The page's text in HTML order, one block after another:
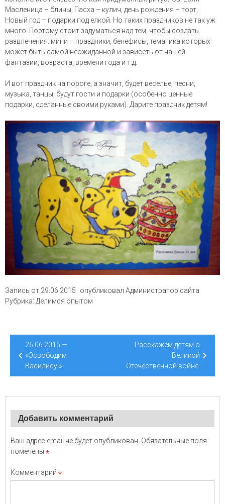
Масленица – блины, Пасха – кулич, день рождения – торт,
Новый год – подарки под елкой. Но таких праздников не так уж
много. Поэтому стоит задуматься над тем, чтобы создать
развлечения: мини – праздники, бенефисы, тематика которых
может быть самой неожиданной и зависеть от нашей
фантазии, возраста, времени года и т.д.
И вот праздник на пороге, а значит, будет веселье, песни,
музыка, танцы, будут гости и подарки (особенно ценные
подарки, сделанные своими руками). Дарите праздник детям!
Запись от 29.06.2015 опубликовал Администратор сайта
Рубрика: Делимся опытом
Навигация
записям
26.06.2015 —
«Освободим
Василису!»
Расскажем детям о
Великой
Отечественной войне.
Добавить комментарий
Ваш адрес email не будет опубликован. Обязательные поля
помечены *
Комментарий *